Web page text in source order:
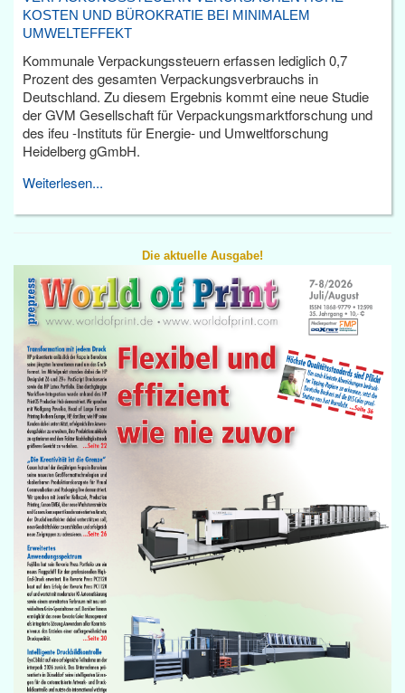
KOSTEN UND BÜROKRATIE BEI MINIMALEM
UMWELTEFFEKT
Kommunale Verpackungssteuern erfassen lediglich 0,7
Prozent des gesamten Verpackungsverbrauchs in
Deutschland. Zu diesem Ergebnis kommt eine neue Studie
der GVM Gesellschaft für Verpackungsmarktforschung und
des ifeu -Instituts für Energie- und Umweltforschung
Heidelberg gGmbH.
Weiterlesen...
Die aktuelle Ausgabe!